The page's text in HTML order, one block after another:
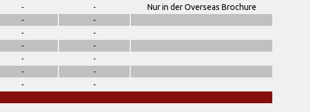
- -
Nur in der Overseas Brochure
- -
-
-
-
-
-
-
-
-
-
-